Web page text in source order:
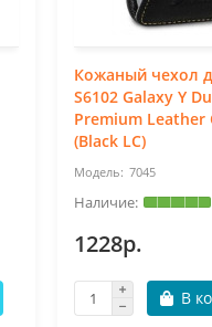
Кожаный чехол
S6102 Galaxy Y
Premium Leather
(Black LC)
7045
1228р.
В